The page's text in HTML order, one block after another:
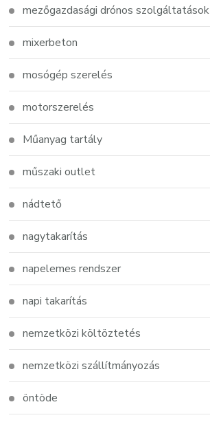
mezőgazdasági drónos szolgáltatások
mixerbeton
mosógép szerelés
motorszerelés
Műanyag tartály
műszaki outlet
nádtető
nagytakarítás
napelemes rendszer
napi takarítás
nemzetközi költöztetés
nemzetközi szállítmányozás
öntöde